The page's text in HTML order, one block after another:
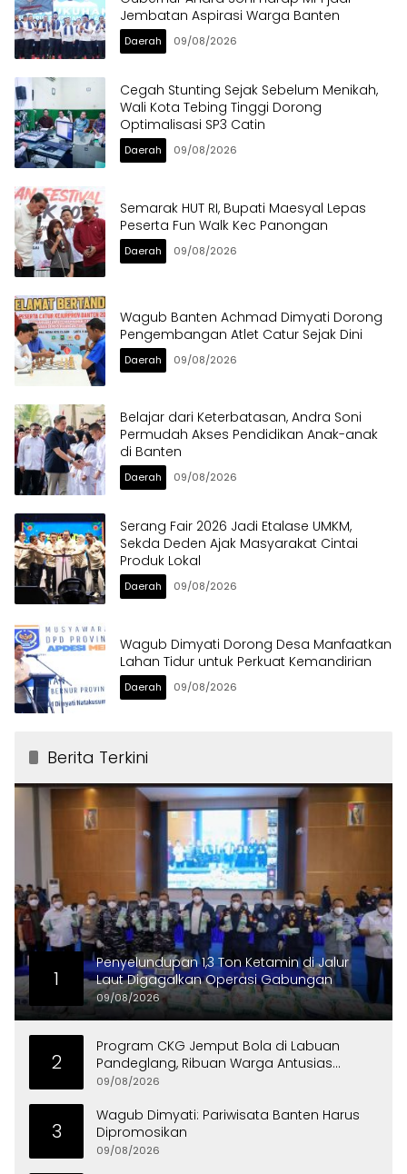
Jembatan Aspirasi Warga Banten
Daerah 09/08/2026
Cegah Stunting Sejak Sebelum Menikah,
Wali Kota Tebing Tinggi Dorong
Optimalisasi SP3 Catin
Daerah 09/08/2026
Semarak HUT RI, Bupati Maesyal Lepas
Peserta Fun Walk Kec Panongan
Daerah 09/08/2026
Wagub Banten Achmad Dimyati Dorong
Pengembangan Atlet Catur Sejak Dini
Daerah 09/08/2026
Belajar dari Keterbatasan, Andra Soni
Permudah Akses Pendidikan Anak-anak
di Banten
Daerah 09/08/2026
Serang Fair 2026 Jadi Etalase UMKM,
Sekda Deden Ajak Masyarakat Cintai
Produk Lokal
Daerah 09/08/2026
Wagub Dimyati Dorong Desa Manfaatkan
Lahan Tidur untuk Perkuat Kemandirian
Daerah 09/08/2026
Berita Terkini
1
Penyelundupan 1,3 Ton Ketamin di Jalur
Laut Digagalkan Operasi Gabungan
09/08/2026
2
Program CKG Jemput Bola di Labuan
Pandeglang, Ribuan Warga Antusias
Periksa Kesehatan
09/08/2026
3
Wagub Dimyati: Pariwisata Banten Harus
Dipromosikan
09/08/2026